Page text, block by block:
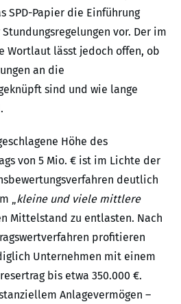
SPD-Papier die Einführung
vor. Der im
Wortlaut lässt jedoch offen, ob
an die
sind und wie lange
Höhe des
von 5 Mio. € ist im Lichte der
deutlich
„kleine und viele mittlere
Mittelstand zu entlasten. Nach
profitieren
Unternehmen mit einem
bis etwa 350.000 €.
Anlagevermögen –